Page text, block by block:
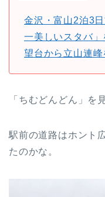
金沢・富山2泊3
一美しいスタバ
望台から立山連峰
「ちむどんどん」を
駅前の道路はホント
たのかな。